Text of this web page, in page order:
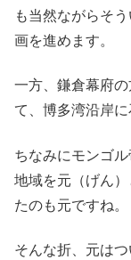
も当然ながらそ
画を進めます。
一方、鎌倉幕府
て、博多湾沿岸
ちなみにモンゴ
地域を元（げん
たのも元ですね。
そんな折、元は